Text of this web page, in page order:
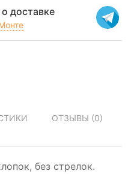
доставке
ОТЗЫВЫ (0)
без стрелок.